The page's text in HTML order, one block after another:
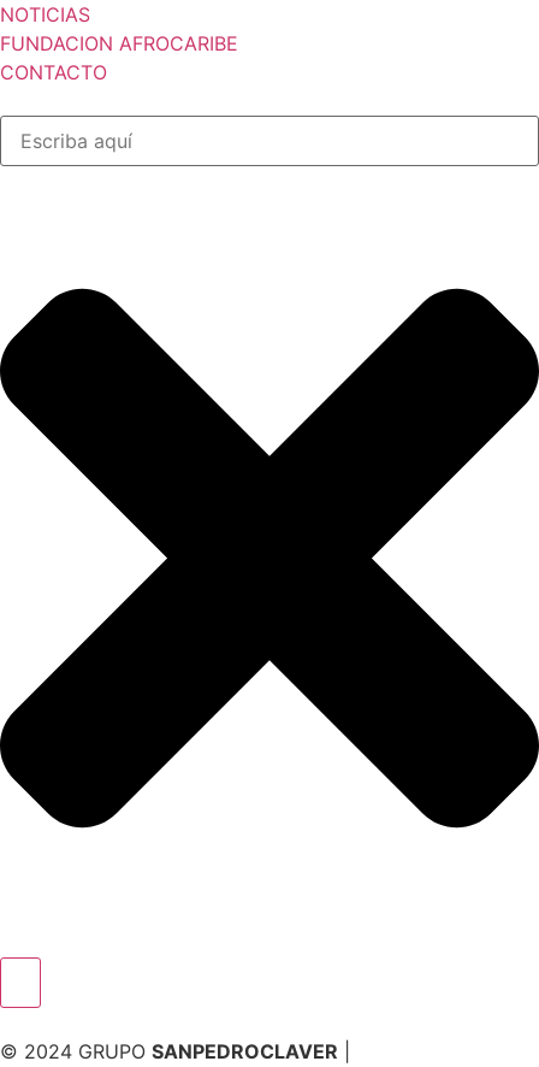
NOTICIAS
FUNDACION AFROCARIBE
CONTACTO
© 2024 GRUPO SANPEDROCLAVER